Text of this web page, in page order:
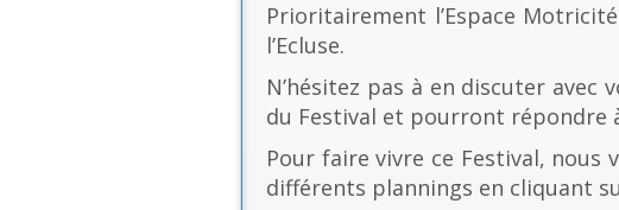
Prioritairement l’Espace
l’Ecluse.
N’hésitez pas à en discuter
du Festival et pourront répondre
Pour faire vivre ce Festival,
différents plannings en cliquant